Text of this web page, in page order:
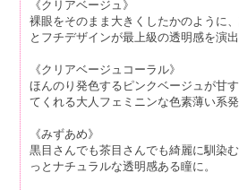
《クリアベージュ》
裸眼をそのまま大きくしたかのように
とフチデザインが最上級の透明感を演出
《クリアベージュコーラル》
ほんのり発色するピンクベージュが甘
てくれる大人フェミニンな色素薄い系発
《みずあめ》
黒目さんでも茶目さんでも綺麗に馴染
っとナチュラルな透明感ある瞳に。